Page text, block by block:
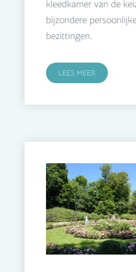
kleedkamer van de
bijzondere
bezittingen.
LEES MEER